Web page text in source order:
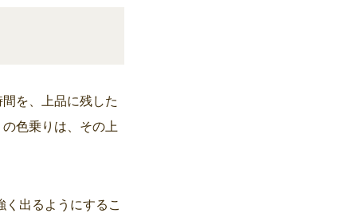
を、上品に残した
色乗りは、その上
出るようにするこ